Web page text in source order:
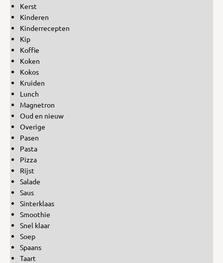
Kerst
Kinderen
Kinderrecepten
Kip
Koffie
Koken
Kokos
Kruiden
Lunch
Magnetron
Oud en nieuw
Overige
Pasen
Pasta
Pizza
Rijst
Salade
Saus
Sinterklaas
Smoothie
Snel klaar
Soep
Spaans
Taart